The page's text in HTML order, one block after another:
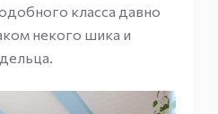
класса давно
некого шика и